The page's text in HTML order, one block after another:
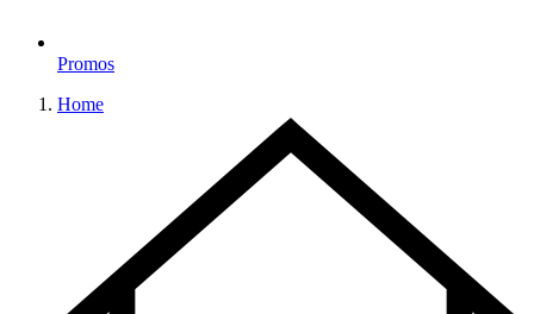
Promos
Home